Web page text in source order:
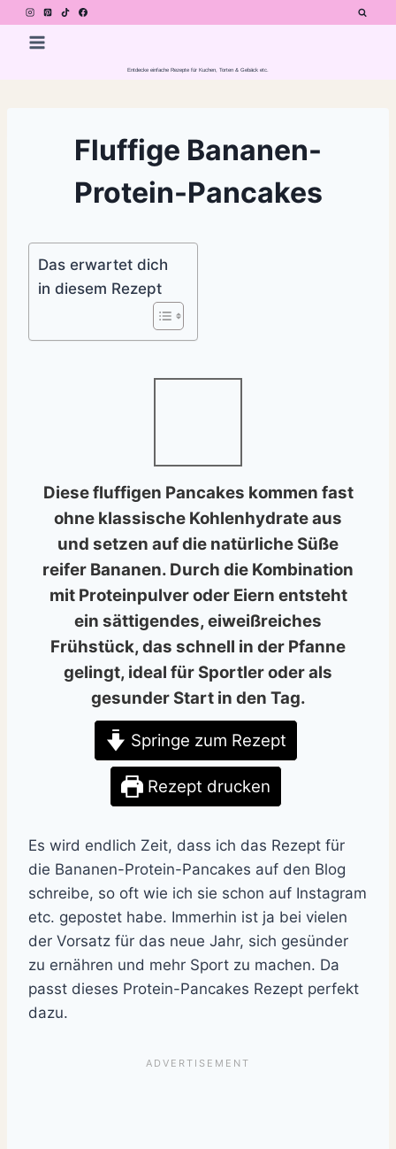
Zum
Inhalt
Entdecke einfache Rezepte für Kuchen, Torten & Gebäck etc.
Fluffige Bananen-
Protein-Pancakes
Das erwartet dich
in diesem Rezept
Diese fluffigen Pancakes kommen fast
ohne klassische Kohlenhydrate aus
und setzen auf die natürliche Süße
reifer Bananen. Durch die Kombination
mit Proteinpulveroder Eiern entsteht
ein sättigendes, eiweißreiches
Frühstück, das schnell in der Pfanne
gelingt, ideal für Sportler oder als
gesunder Start in den Tag.
Springe zum Rezept
Rezept drucken
Es wird endlich Zeit, dass ich das Rezept für
die Bananen-Protein-Pancakes auf den Blog
schreibe, so oft wie ich sie schon auf Instagram
etc. gepostet habe. Immerhin ist ja bei vielen
der Vorsatz für das neue Jahr, sich gesünder
zu ernähren und mehr Sport zu machen. Da
passt dieses Protein-Pancakes Rezept perfekt
dazu.